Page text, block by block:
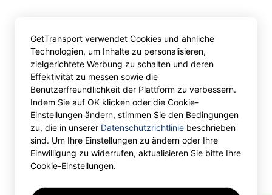
GetTransport verwendet Cookies und ähnliche
Technologien, um Inhalte zu personalisieren,
zielgerichtete Werbung zu schalten und deren
Effektivität zu messen sowie die
Benutzerfreundlichkeit der Plattform zu verbessern.
Indem Sie auf OK klicken oder die Cookie-
Einstellungen ändern, stimmen Sie den Bedingungen
zu, die in unserer Datenschutzrichtlinie beschrieben
sind. Um Ihre Einstellungen zu ändern oder Ihre
Einwilligung zu widerrufen, aktualisieren Sie bitte Ihre
Cookie-Einstellungen.